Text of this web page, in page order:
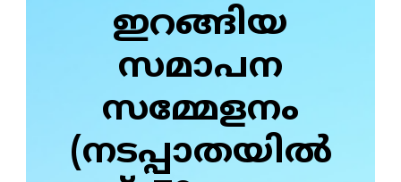
ഇറങ്ങിയ
സമാപന
സമ്മേളനം
(നടപ്പാതയിൽ